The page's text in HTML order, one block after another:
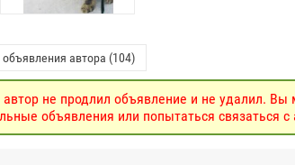
объявления автора (104)
не продлил объявление и не удалил. Вы
объявления или попытаться связаться с